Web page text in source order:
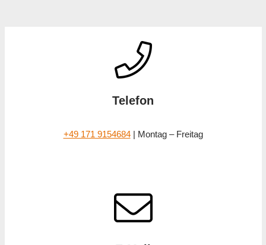
Telefon
+49 171 9154684| Montag – Freitag